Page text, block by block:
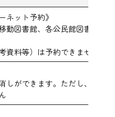
ネット予約》
動図書館、各公民館図書室、
資料等）は予約できません
しができます。ただし、既に